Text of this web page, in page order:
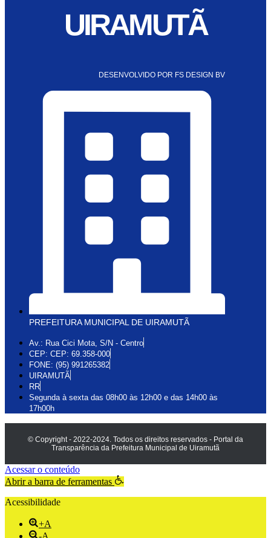
UIRAMUTÃ
DESENVOLVIDO POR FS DESIGN BV
PREFEITURA MUNICIPAL DE UIRAMUTÃ
Av.: Rua Cici Mota, S/N - Centro
CEP: CEP: 69.358-000
FONE: (95) 991265382
UIRAMUTÃ
RR
Segunda à sexta das 08h00 às 12h00 e das 14h00 às
17h00h
© Copyright - 2022-2024. Todos os direitos reservados - Portal da
Transparência da Prefeitura Municipal de Uiramutã
Acessar o conteúdo
Abrir a barra de ferramentas
Acessibilidade
+A
-A